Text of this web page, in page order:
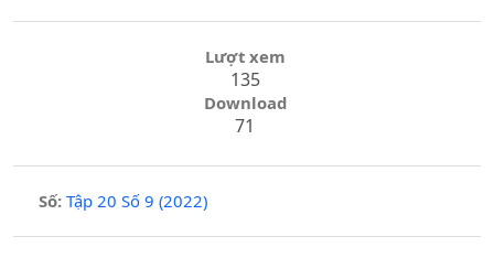
Lượt xem
135
Download
71
Số: Tập 20 Số 9 (2022)